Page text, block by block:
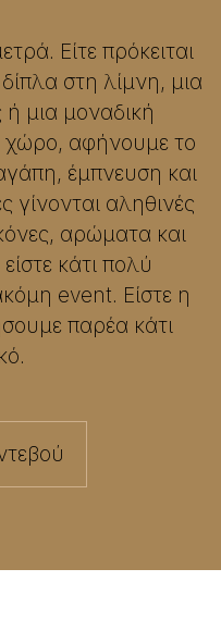
Είτε πρόκειται
στη λίμνη, μια
μια μοναδική
αφήνουμε το
έμπνευση και
γίνονται αληθινές
αρώματα και
κάτι πολύ
event. Είστε η
παρέα κάτι